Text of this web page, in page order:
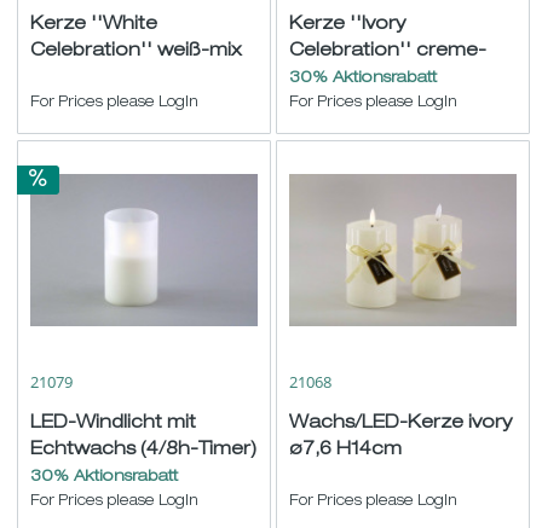
Kerze ''White
Celebration'' weiß-mix
For Prices please LogIn
Kerze ''Ivory
Celebration'' creme-
mix ø6,8 H14cm
30% Aktionsrabatt
For Prices please LogIn
21079
LED-Windlicht mit
Echtwachs (4/8h-Timer)
weiß-frosted ø7,5
H10cm
30% Aktionsrabatt
For Prices please LogIn
21068
Wachs/LED-Kerze ivory
ø7,6 H14cm
For Prices please LogIn